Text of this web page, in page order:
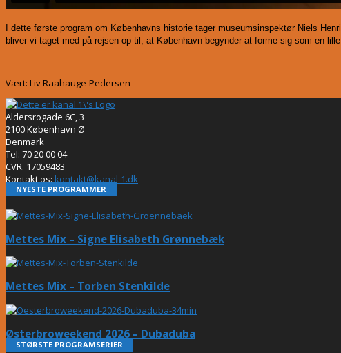
I dette første program om Københavns historie tager museumsinspektør Niels
bliver vi taget med på rejsen op til, at København begynder at forme sig som en lille
Vært: Liv Raahauge-Pedersen
Aldersrogade 6C, 3
2100 København Ø
Denmark
Tel: 70 20 00 04
CVR. 17059483
Kontakt os: kontakt@kanal-1.dk
NYESTE PROGRAMMER
Mettes Mix – Signe Elisabeth Grønnebæk
Mettes Mix – Torben Stenkilde
Østerbroweekend 2026 – Dubaduba
STØRSTE PROGRAMSERIER